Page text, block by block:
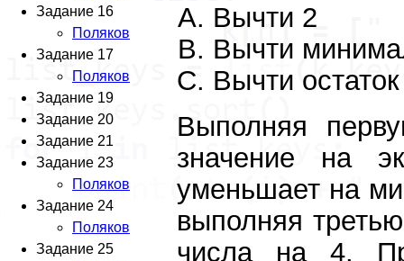
Задание 16
Поляков
Задание 17
Поляков
Задание 19
Задание 20
Задание 21
Задание 23
Поляков
Задание 24
Поляков
Задание 25
Вычти 2
Вычти
Вычти
Выполняя
значение на
уменьшает на
выполняя
числа на 4.